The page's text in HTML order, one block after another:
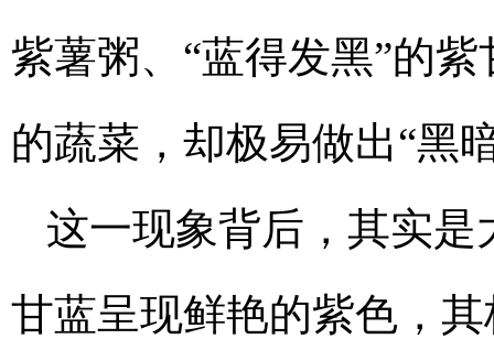
紫薯粥、“蓝得发黑”的
的蔬菜，却极易做出“黑
这一现象背后，其实
甘蓝呈现鲜艳的紫色，